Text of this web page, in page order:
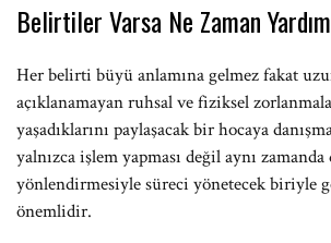
Belirtiler Varsa Ne Zaman
Her belirti büyü anlamına gelmez fakat
açıklanamayan ruhsal ve fiziksel
yaşadıklarını paylaşacak bir hocaya
yalnızca işlem yapması değil aynı
yönlendirmesiyle süreci yönetecek biriyle
önemlidir.